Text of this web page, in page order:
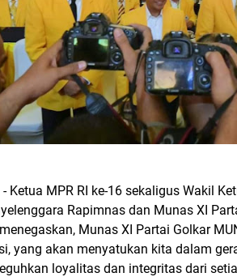
- Ketua MPR RI ke-16 sekaligus Wakil
Rapimnas dan Munas XI
Munas XI Partai Golkar
yang akan menyatukan kita dalam
loyalitas dan integritas dari